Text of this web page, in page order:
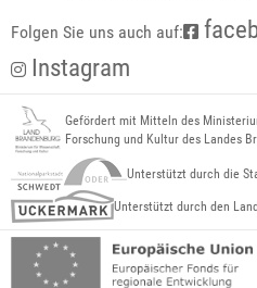
Folgen Sie uns auch auf:
Instagram
Gefördert mit Mitteln des
Forschung und Kultur des Landes
Unterstützt durch die
Unterstützt durch den